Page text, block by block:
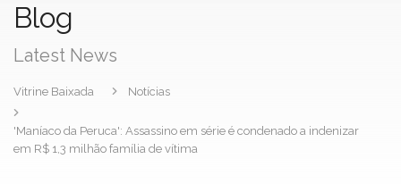
Blog
Latest News
Vitrine Baixada Notícias
'Maníaco da Peruca': Assassino em série é condenado a indenizar
em R$ 1,3 milhão família de vítima